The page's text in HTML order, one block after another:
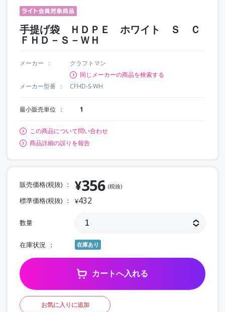
手提げ袋 ＨＤＰＥ ホワイト Ｓ Ｃ
ＦＨＤ－Ｓ－ＷＨ
メーカー
クラフトマン
同じメーカーの商品を検索する
メーカー型番
CFHD-S-WH
最小販売単位 1
この商品について問い合わせ
商品詳細の誤りを報告
販売価格(税抜) ¥356 (税抜)
標準価格(税抜) ¥432
数量
在庫状況 在庫あり
カートへ入れる
お気に入りに追加